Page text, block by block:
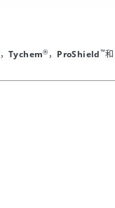
，Tychem® ，ProShield™和